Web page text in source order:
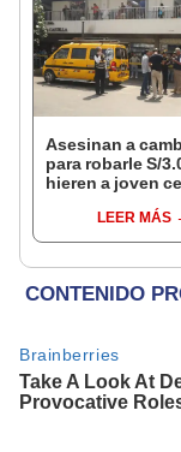
Asesinan a
para robarle S/
hieren a joven
CercadoLEER MÁS